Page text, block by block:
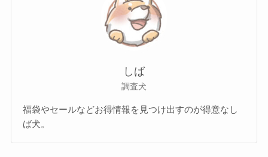
しば
調査犬
福袋やセールなどお得情報を見つけ出すのが得意なし
ば犬。